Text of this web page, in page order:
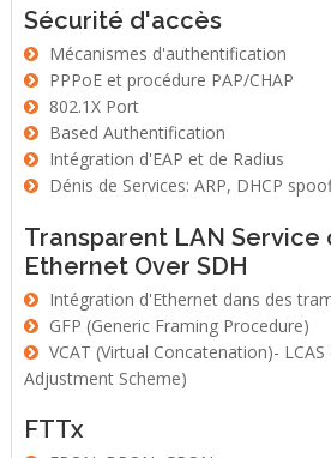
Sécurité d'accès
Mécanismes d'authentification
PPPoE et procédure PAP/CHAP
802.1X Port
Based Authentification
Intégration d'EAP et de Radius
Dénis de Services: ARP, DHCP
Transparent LAN Service
Ethernet Over SDH
Intégration d'Ethernet dans des
GFP (Generic Framing Procedure)
Adjustment Scheme)
FTTx